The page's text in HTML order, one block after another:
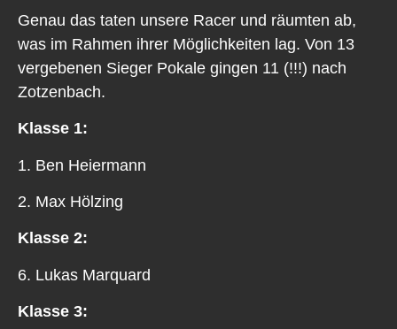
Genau das taten unsere Racer und räumten ab,
was im Rahmen ihrer Möglichkeiten lag. Von 13
vergebenen Sieger Pokale gingen 11 (!!!) nach
Zotzenbach.
Klasse 1:
1. Ben Heiermann
2. Max Hölzing
Klasse 2:
6. Lukas Marquard
Klasse 3: